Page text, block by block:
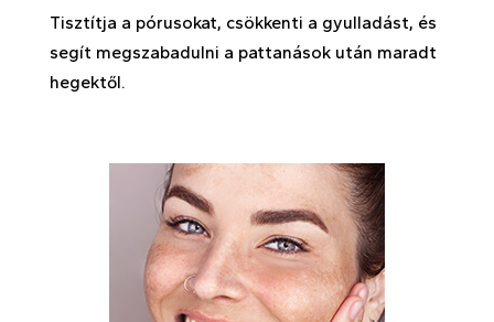
Tisztítja a pórusokat, csökkenti a gyulladást, és
segít megszabadulni a pattanások után maradt
hegektől.